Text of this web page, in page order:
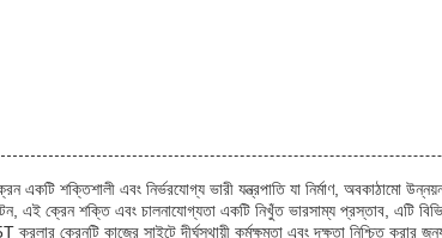
একটি শক্তিশালী এবং নির্ভরযোগ্য ভারী যন্ত্রপাতি যা নির্মাণ, অবকাঠামো
এই ক্রেন শক্তি এবং চালনাযোগ্যতা একটি নিখুঁত ভারসাম্য প্রস্তাব, এটি
ক্রেনটি কাজের সাইটে দীর্ঘস্থায়ী কর্মক্ষমতা এবং দক্ষতা নিশ্চিত